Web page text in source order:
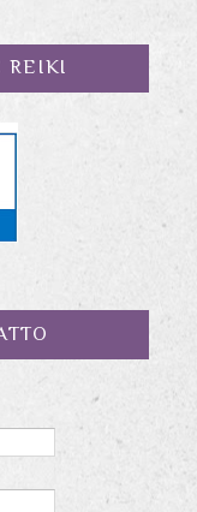
REIKI